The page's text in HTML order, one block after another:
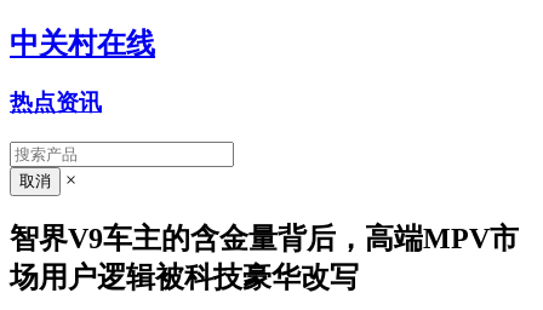
中关村在线
热点资讯
×
智界V9车主的含金量背后，高端MPV市
场用户逻辑被科技豪华改写